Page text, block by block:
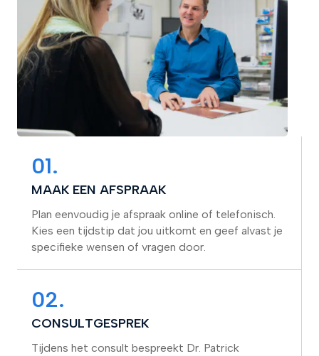
01.
MAAK EEN AFSPRAAK
Plan eenvoudig je afspraak online of telefonisch.
Kies een tijdstip dat jou uitkomt en geef alvast je
specifieke wensen of vragen door.
02.
CONSULTGESPREK
Tijdens het consult bespreekt Dr. Patrick